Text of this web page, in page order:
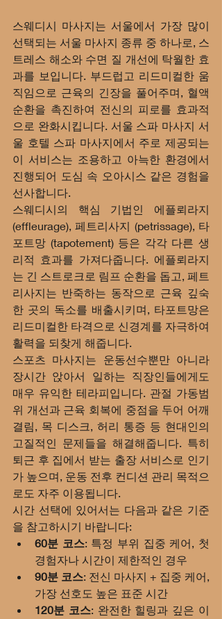
스웨디시 마사지는 서울에서 가장 많이
선택되는 서울 마사지 종류 중 하나로, 스
트레스 해소와 수면 질 개선에 탁월한 효
과를 보입니다. 부드럽고 리드미컬한 움
직임으로 근육의 긴장을 풀어주며, 혈액
순환을 촉진하여 전신의 피로를 효과적
으로 완화시킵니다. 서울 스파 마사지 서
울 호텔 스파 마사지에서 주로 제공되는
이 서비스는 조용하고 아늑한 환경에서
진행되어 도심 속 오아시스 같은 경험을
선사합니다.
스웨디시의 핵심 기법인 에플뢰라지
(effleurage), 페트리사지 (petrissage), 타
포트망 (tapotement) 등은 각각 다른 생
리적 효과를 가져다줍니다. 에플뢰라지
는 긴 스트로크로 림프 순환을 돕고, 페트
리사지는 반죽하는 동작으로 근육 깊숙
한 곳의 독소를 배출시키며, 타포트망은
리드미컬한 타격으로 신경계를 자극하여
활력을 되찾게 해줍니다.
스포츠 마사지는 운동선수뿐만 아니라
장시간 앉아서 일하는 직장인들에게도
매우 유익한 테라피입니다. 관절 가동범
위 개선과 근육 회복에 중점을 두어 어깨
결림, 목 디스크, 허리 통증 등 현대인의
고질적인 문제들을 해결해줍니다. 특히
퇴근 후 집에서 받는 출장 서비스로 인기
가 높으며, 운동 전후 컨디션 관리 목적으
로도 자주 이용됩니다.
시간 선택에 있어서는 다음과 같은 기준
을 참고하시기 바랍니다:
60분 코스: 특정 부위 집중 케어, 첫
경험자나 시간이 제한적인 경우
90분 코스: 전신 마사지 + 집중 케어,
가장 선호도 높은 표준 시간
120분 코스: 완전한 힐링과 깊은 이